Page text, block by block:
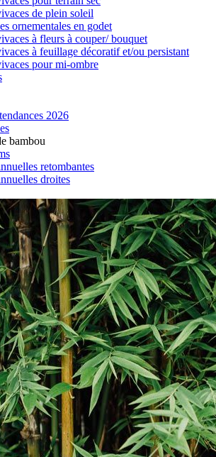
de plein soleil
ornementales en godet
à fleurs à couper/ bouquet
à feuillage décoratif et/ou persistant
pour mi-ombre
2026
retombantes
droites